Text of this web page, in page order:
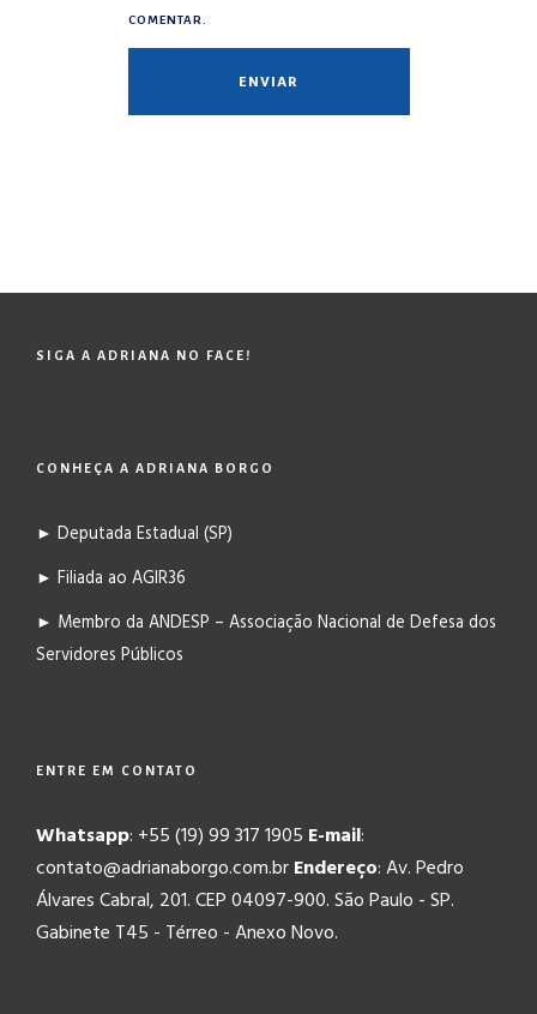
COMENTAR.
SIGA A ADRIANA NO FACE!
CONHEÇA A ADRIANA BORGO
► Deputada Estadual (SP)
► Filiada ao AGIR36
► Membro da ANDESP – Associação Nacional de Defesa dos
Servidores Públicos
ENTRE EM CONTATO
Whatsapp: +55 (19) 99 317 1905 E-mail:
contato@adrianaborgo.com.brEndereço: Av. Pedro
Álvares Cabral, 201. CEP 04097-900. São Paulo - SP.
Gabinete T45 - Térreo - Anexo Novo.